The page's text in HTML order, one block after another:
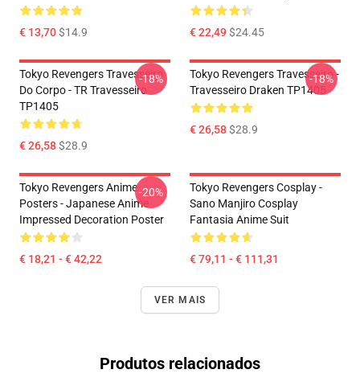
€ 13,70$14.9 € 22,49$24.45
Tokyo Revengers Travesseiro
Do Corpo - TR Travesseiro
TP1405
€ 26,58$28.9
-18%
Tokyo Revengers Travesseiro -
Travesseiro Draken TP1405
€ 26,58$28.9
-18%
Tokyo Revengers Anime
Posters - Japanese Anime
Impressed Decoration Poster
€ 18,21 - € 42,22
-20%
Tokyo Revengers Cosplay -
Sano Manjiro Cosplay
Fantasia Anime Suit
€ 79,11 - € 111,31
VER MAIS
Produtos relacionados